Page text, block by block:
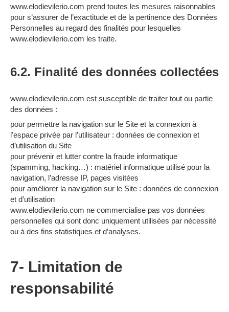
www.elodievilerio.com prend toutes les mesures raisonnables
pour s’assurer de l’exactitude et de la pertinence des Données
Personnelles au regard des finalités pour lesquelles
www.elodievilerio.com les traite.
6.2. Finalité des données collectées
www.elodievilerio.com est susceptible de traiter tout ou partie
des données :
pour permettre la navigation sur le Site et la connexion à
l'espace privée par l’utilisateur : données de connexion et
d’utilisation du Site
pour prévenir et lutter contre la fraude informatique
(spamming, hacking…) : matériel informatique utilisé pour la
navigation, l’adresse IP, pages visitées
pour améliorer la navigation sur le Site : données de connexion
et d’utilisation
www.elodievilerio.com ne commercialise pas vos données
personnelles qui sont donc uniquement utilisées par nécessité
ou à des fins statistiques et d’analyses.
7- Limitation de
responsabilité